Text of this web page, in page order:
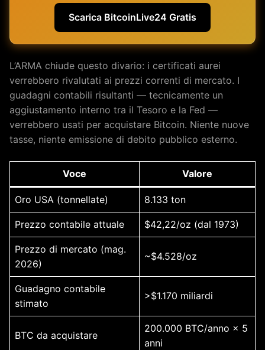
Scarica BitcoinLive24 Gratis
L’ARMA chiude questo divario: i certificati aurei
verrebbero rivalutati ai prezzi correnti di mercato. I
guadagni contabili risultanti — tecnicamente un
aggiustamento interno tra il Tesoro e la Fed —
verrebbero usati per acquistare Bitcoin. Niente nuove
tasse, niente emissione di debito pubblico esterno.
Voce Valore
Oro USA (tonnellate) 8.133 ton
Prezzo contabile attuale $42,22/oz (dal 1973)
Prezzo di mercato (mag.
2026)
~$4.528/oz
Guadagno contabile
stimato
>$1.170 miliardi
BTC da acquistare
200.000 BTC/anno × 5
anni